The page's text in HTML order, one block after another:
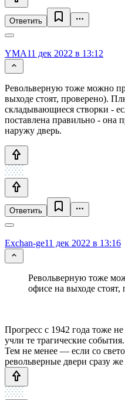
Ответить
YMA11 дек 2022 в 13:12
Револьверную тоже можно
выходе стоят, проверено).
складывающиеся створки -
поставлена правильно - она
наружу дверь.
Ответить
Exchan-ge11 дек 2022 в 13:16
Револьверную тоже
офисе на выходе стоят,
Прогресс с 1942 года тоже
учли те трагические события.
Тем не менее — если со
револьверные двери сразу